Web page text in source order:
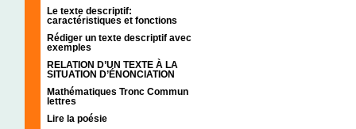
Le texte descriptif:
caractéristiques et fonctions
Rédiger un texte descriptif avec
exemples
RELATION D’UN TEXTE À LA
SITUATION D’ÉNONCIATION
Mathématiques Tronc Commun
lettres
Lire la poésie